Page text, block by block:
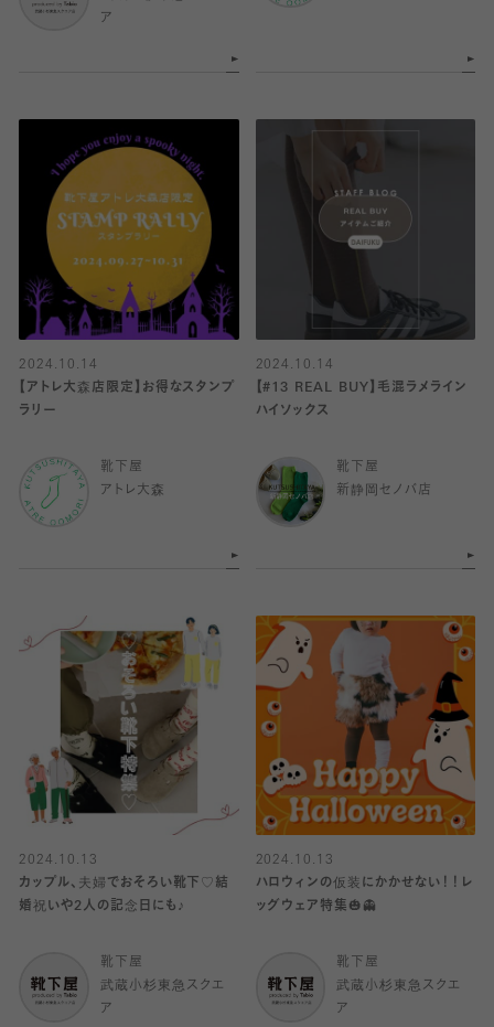
ア
2024.10.14
【アトレ大森店限定】お得なスタンプ
ラリー
靴下屋
アトレ大森
2024.10.14
【#13 REAL BUY】毛混ラメライン
ハイソックス
靴下屋
新静岡セノバ店
2024.10.13
カップル、夫婦でおそろい靴下♡結
婚祝いや2人の記念日にも♪
靴下屋
武蔵小杉東急スクエ
ア
2024.10.13
ハロウィンの仮装にかかせない！！レ
ッグウェア特集🎃👻
靴下屋
武蔵小杉東急スクエ
ア